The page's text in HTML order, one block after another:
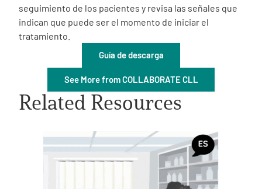
One on One Connections
Events
Get Involved
seguimiento de los pacientes y revisa las señales que
indican que puede ser el momento de iniciar el
tratamiento.
Guía de descarga
See More from COLLABORATE CLL
Related Resources